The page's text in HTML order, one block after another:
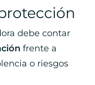
debe contar
frente a
o riesgos